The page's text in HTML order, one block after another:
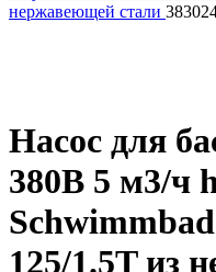
нержавеющей стали
Насос для
380B 5 м3/ч
125/1.5T из